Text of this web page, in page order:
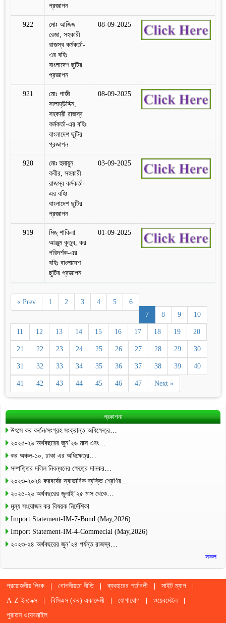
প্রজ্ঞাপন
922
মোঃ আজিজ
রেজা, সহকারী
রাজস্ব কর্মকর্তা-
এর বহিঃ
বাংলাদেশ ছুটির
প্রজ্ঞাপন
08-09-2025
921
মোঃ গাজী
সালাহ্‌উদ্দিন,
সহকারী রাজস্ব
কর্মকর্তা-এর বহিঃ
বাংলাদেশ ছুটির
প্রজ্ঞাপন
08-09-2025
920
মোঃ হুমায়ুন
কবীর, সহকারী
রাজস্ব কর্মকর্তা-
এর বহিঃ
বাংলাদেশ ছুটির
প্রজ্ঞাপন
03-09-2025
919
মিজ্ শাকিলা
আঞ্জুম কুতুব, কর
পরিদর্শক-এর
বহিঃ বাংলাদেশ
ছুটির প্রজ্ঞাপন
01-09-2025
« Prev 1 2 3 4 5
6
7
8 9 10
11 12 13 14 15 16 17 18 19 20
21 22 23 24 25 26 27 28 29 30
31 32 33 34 35 36 37 38 39 40
41 42 43 44 45 46 47 Next »
প্রকাশনা
উৎসে কর কর্তন/সংগ্রহ সংক্রান্ত অধিক্ষেত্র…
২০২৫-২৬ অর্থবছরের জুন’২৬ মাস এবং…
কর অঞ্চল-১০, ঢাকা এর অধিক্ষেত্র…
সম্পত্তির দলিল নিবন্ধনের ক্ষেত্রে দানকর…
২০২৩-২০২৪ করবর্ষের স্বাভাবিক ব্যক্তি শ্রেণির…
২০২৫-২৬ অর্থবছরের জুলাই’২৫ মাস থেকে…
মূল্য সংযোজন কর বিষয়ক নির্দেশিকা
Import Statement-IM-7-Bond (May,2026)
Import Statement-IM-4-Commecial (May,2026)
২০২৩-২৪ অর্থবছরের জুন’২৪ পর্যন্ত রাজস্ব…
সকল..
প্রয়োজনীয় লিংক গোপনীয়তা নীতি ব্যবহারের শর্তাবলী
সাইট ম্যাপ
A-Z ইনডেক্স
বিসিএস (কর) একাডেমী যোগাযোগ
ওয়েবমেইল
পুরাতন ওয়েবমাইল